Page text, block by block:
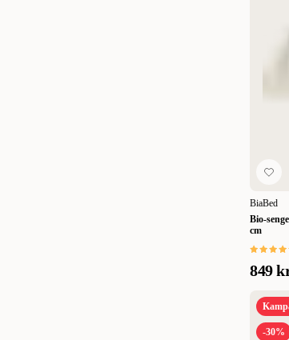
BiaBed
Bio-
cm
849
-30%